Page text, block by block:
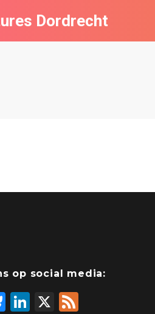
Dordrecht
op social media:
Bl
Li
X